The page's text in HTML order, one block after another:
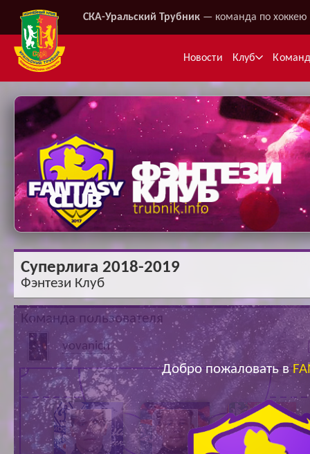
СКА-Уральский Трубник — команда по хоккею
Новости Клуб
Суперлига 2018-2019
Фэнтези Клуб
Добро пожаловать в
Команда пользователя
vovanich